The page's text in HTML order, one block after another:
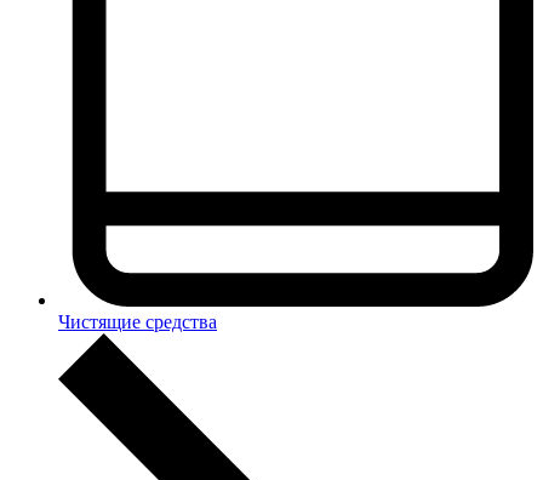
Чистящие средства